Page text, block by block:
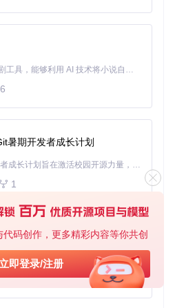
码创作，更多精彩内容等你共创
即登录/注册
法配置，包括个体值冲突、技能组
校验维度。系统会优先保留原始
[效率工具]
Smogon格式文本的一键解析，自
参数。支持单只宝可梦配置与多
率达99.7%，平均处理时间<0.5秒/
工具]
个宝可梦盒子进行批量处理，通
宝可梦。测试数据显示，处理30只
，较手动操作提升300%效率。
能]
步。支持剑/盾、阿尔宙斯等主流游
在2秒以内。
化工具]
Toonflow 是一款 AI 短剧漫剧工具，能够利用 AI 技术将小说自动转化为剧本，并结合 AI 生成的图片和视频，实现高效的短剧创作。借助 Toonflow，可以轻松完成从文字到影像的全流程，让短剧制作变得更加智能与便捷。
暑期开发者成长计划
「源启盛夏」暑期校园开发者成长计划旨在激活校园开源力量，通过积分激励、认证扶持、资源倾斜等形式，引导高校组织和开发者完成「入驻 — 建项目 — 做贡献 — 获认证 — 得资源」的完整闭环。无论你是想带领社团入驻平台的组织者，还是希望用代码贡献证明自己的开发者，都能在这里找到属于你的成长路径。
1
免费、本地、开源的 24/7 全天候 Cowork 应用，以及适用于 Gemini CLI、Claude Code、Codex、OpenCode、Qwen Code、Goose CLI、Auggie 等的 OpenClaw | 🌟 喜欢就点star吧
6